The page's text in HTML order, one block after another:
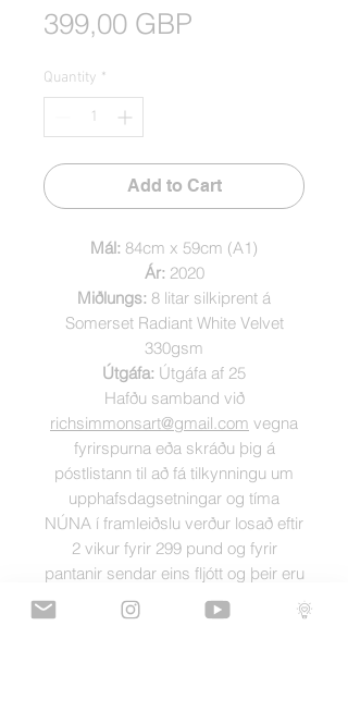
399,00 GBP
Quantity *
Add to Cart
Mál: 84cm x 59cm (A1)
Ár: 2020
Miðlungs: 8 litar silkiprent á
Somerset Radiant White Velvet
330gsm
Útgáfa: Útgáfa af 25
Hafðu samband við
richsimmonsart@gmail.com vegna
fyrirspurna eða skráðu þig á
póstlistann til að fá tilkynningu um
upphafsdagsetningar og tíma
NÚNA í framleiðslu verður losað eftir
2 vikur fyrir 299 pund og fyrir
pantanir sendar eins fljótt og þeir eru
undirritaðir og kláruðir